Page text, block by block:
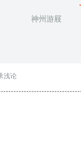
神州游屐
浅论